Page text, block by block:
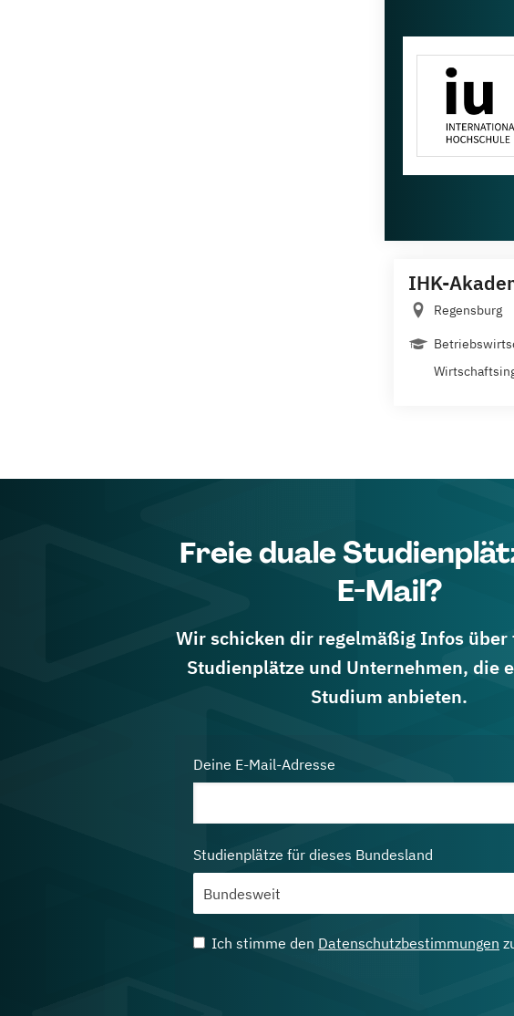
IHK-
Regensburg
Freie duale
E-Mail?
Wir schicken dir regelmäßig Infos über
Studienplätze und Unternehmen, die
Studium anbieten.
Deine E-Mail-Adresse
Studienplätze für dieses Bundesland
Ich stimme den Datenschutzbestimmungen